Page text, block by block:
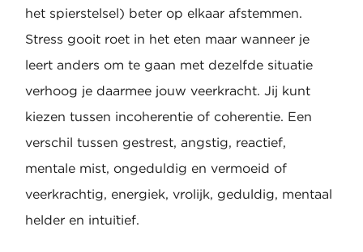
het spierstelsel) beter op elkaar afstemmen.
Stress gooit roet in het eten maar wanneer je
leert anders om te gaan met dezelfde situatie
verhoog je daarmee jouw veerkracht. Jij kunt
kiezen tussen incoherentie of coherentie. Een
verschil tussen gestrest, angstig, reactief,
mentale mist, ongeduldig en vermoeid of
veerkrachtig, energiek, vrolijk, geduldig, mentaal
helder en intuïtief.